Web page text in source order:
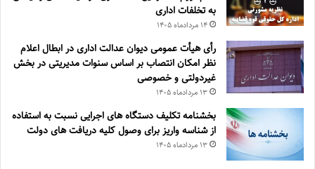
به تخلفات اداری
۱۴ مرداد‌ماه ۱۴۰۵
رأی هیأت عمومی دیوان عدالت اداری در ابطال اعلام
نظر امکان انتصاب بر اساس سنوات مدیریتی در بخش
غیردولتی و خصوصی
۱۳ مرداد‌ماه ۱۴۰۵
بخشنامه تکلیف دستگاه های اجرایی نسبت به استفاده
از شناسه واریز برای وصول کلیه دریافت های دولت
۱۳ مرداد‌ماه ۱۴۰۵